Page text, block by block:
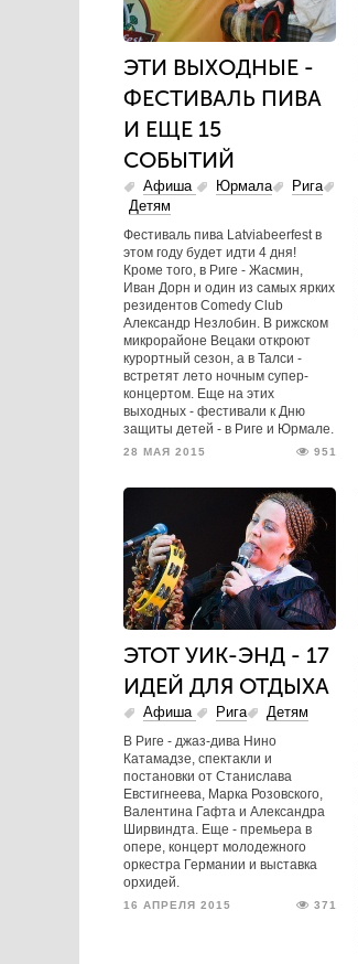
ЭТИ ВЫХОДНЫЕ -
ФЕСТИВАЛЬ ПИВА
И ЕЩЕ 15
СОБЫТИЙ
Афиша Юрмала
Рига
Детям
Фестиваль пива Latviabeerfest в
этом году будет идти 4 дня!
Кроме того, в Риге - Жасмин,
Иван Дорн и один из самых ярких
резидентов Comedy Club
Александр Незлобин. В рижском
микрорайоне Вецаки откроют
курортный сезон, а в Талси -
встретят лето ночным супер-
концертом. Еще на этих
выходных - фестивали к Дню
защиты детей - в Риге и Юрмале.
28 МАЯ 2015 951
ЭТОТ УИК-ЭНД - 17
ИДЕЙ ДЛЯ ОТДЫХА
Афиша Рига Детям
В Риге - джаз-дива Нино
Катамадзе, спектакли и
постановки от Станислава
Евстигнеева, Марка Розовского,
Валентина Гафта и Александра
Ширвиндта. Еще - премьера в
опере, концерт молодежного
оркестра Германии и выставка
орхидей.
16 АПРЕЛЯ 2015 371